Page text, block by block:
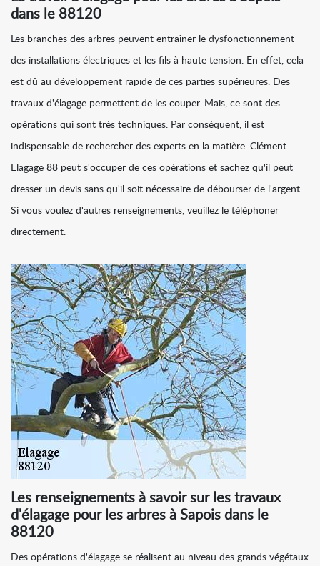
dans le 88120
Les branches des arbres peuvent entraîner le dysfonctionnement
des installations électriques et les fils à haute tension. En effet, cela
est dû au développement rapide de ces parties supérieures. Des
travaux d'élagage permettent de les couper. Mais, ce sont des
opérations qui sont très techniques. Par conséquent, il est
indispensable de rechercher des experts en la matière. Clément
Elagage 88 peut s'occuper de ces opérations et sachez qu'il peut
dresser un devis sans qu'il soit nécessaire de débourser de l'argent.
Si vous voulez d'autres renseignements, veuillez le téléphoner
directement.
Les renseignements à savoir sur les travaux
d'élagage pour les arbres à Sapois dans le
88120
Des opérations d'élagage se réalisent au niveau des grands végétaux